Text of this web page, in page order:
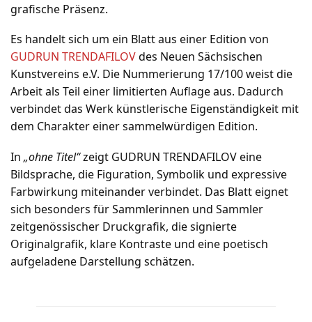
grafische Präsenz.
Es handelt sich um ein Blatt aus einer Edition von
GUDRUN TRENDAFILOVdes Neuen Sächsischen
Kunstvereins e.V. Die Nummerierung 17/100 weist die
Arbeit als Teil einer limitierten Auflage aus. Dadurch
verbindet das Werk künstlerische Eigenständigkeit mit
dem Charakter einer sammelwürdigen Edition.
In „ohne Titel“zeigt GUDRUN TRENDAFILOV eine
Bildsprache, die Figuration, Symbolik und expressive
Farbwirkung miteinander verbindet. Das Blatt eignet
sich besonders für Sammlerinnen und Sammler
zeitgenössischer Druckgrafik, die signierte
Originalgrafik, klare Kontraste und eine poetisch
aufgeladene Darstellung schätzen.